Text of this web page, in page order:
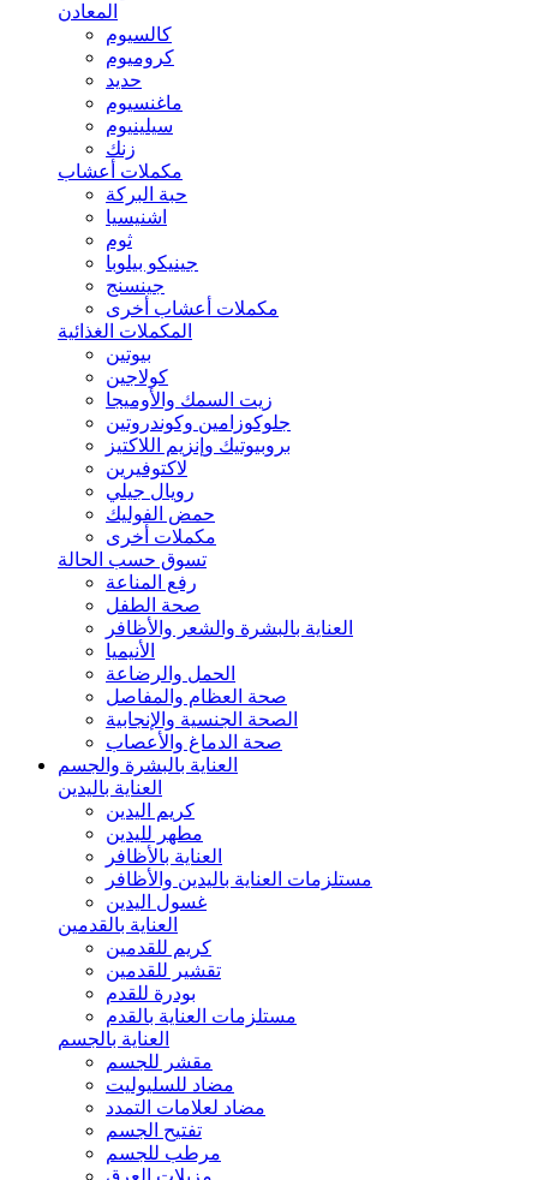
المعادن
كالسيوم
كروميوم
حديد
ماغنسيوم
سيلينيوم
زنك
مكملات أعشاب
حبة البركة
اشنيسيا
ثوم
جينيكو بيلوبا
جينسنج
مكملات أعشاب أخرى
المكملات الغذائية
بيوتين
كولاجين
زيت السمك والأوميجا
جلوكوزامين وكوندروتين
بروبيوتيك وإنزيم اللاكتيز
لاكتوفيرين
رويال جيلي
حمض الفوليك
مكملات أخرى
تسوق حسب الحالة
رفع المناعة
صحة الطفل
العناية بالبشرة والشعر والأظافر
الأنيميا
الحمل والرضاعة
صحة العظام والمفاصل
الصحة الجنسية والإنجابية
صحة الدماغ والأعصاب
العناية بالبشرة والجسم
العناية باليدين
كريم اليدين
مطهر لليدين
العناية بالأظافر
مستلزمات العناية باليدين والأظافر
غسول اليدين
العناية بالقدمين
كريم للقدمين
تقشير للقدمين
بودرة للقدم
مستلزمات العناية بالقدم
العناية بالجسم
مقشر للجسم
مضاد للسليوليت
مضاد لعلامات التمدد
تفتيح الجسم
مرطب للجسم
مزيلات العرق